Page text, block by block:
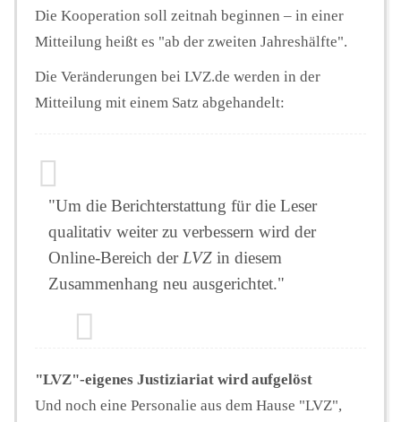
Die Kooperation soll zeitnah beginnen – in einer
Mitteilung heißt es "ab der zweiten Jahreshälfte".
Die Veränderungen bei LVZ.de werden in der
Mitteilung mit einem Satz abgehandelt:
"Um die Berichterstattung für die Leser
qualitativ weiter zu verbessern wird der
Online-Bereich derLVZ in diesem
Zusammenhang neu ausgerichtet."
"LVZ"-eigenes Justiziariat wird aufgelöst
Und noch eine Personalie aus dem Hause "LVZ",